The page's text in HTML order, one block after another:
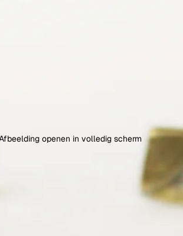
openen in volledig scherm